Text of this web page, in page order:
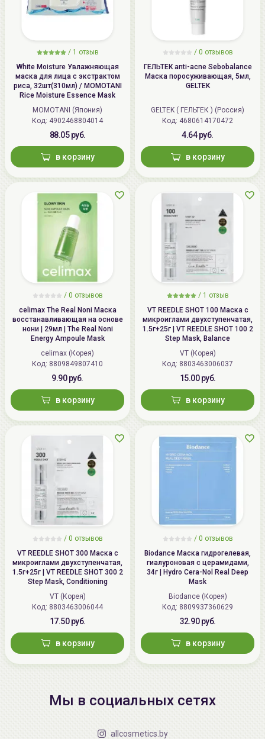
/ 1 отзыв
White Moisture Увлажняющая
маска для лица с экстрактом
риса, 32шт(310мл) / MOMOTANI
Rice Moisture Essence Mask
MOMOTANI (Япония)
Код: 4902468804014
88.05 руб.
в корзину
/ 0 отзывов
ГЕЛЬТЕК anti-acne Sebobalance
Маска поросуживающая, 5мл,
GELTEK
GELTEK ( ГЕЛЬТЕК ) (Россия)
Код: 4680614170472
4.64 руб.
в корзину
/ 0 отзывов
celimax The Real Noni Маска
восстанавливающая на основе
нони | 29мл | The Real Noni
Energy Ampoule Mask
celimax (Корея)
Код: 8809849807410
9.90 руб.
в корзину
/ 1 отзыв
VT REEDLE SHOT 100 Маска с
микроиглами двухступенчатая,
1.5г+25г | VT REEDLE SHOT 100 2
Step Mask, Balance
VT (Корея)
Код: 8803463006037
15.00 руб.
в корзину
/ 0 отзывов
VT REEDLE SHOT 300 Маска с
микроиглами двухступенчатая,
1.5г+25г | VT REEDLE SHOT 300 2
Step Mask, Conditioning
VT (Корея)
Код: 8803463006044
17.50 руб.
в корзину
/ 0 отзывов
Biodance Маска гидрогелевая,
гиалуроновая с церамидами,
34г | Hydro Cera-Nol Real Deep
Mask
Biodance (Корея)
Код: 8809937360629
32.90 руб.
в корзину
Мы в социальных сетях
allcosmetics.by